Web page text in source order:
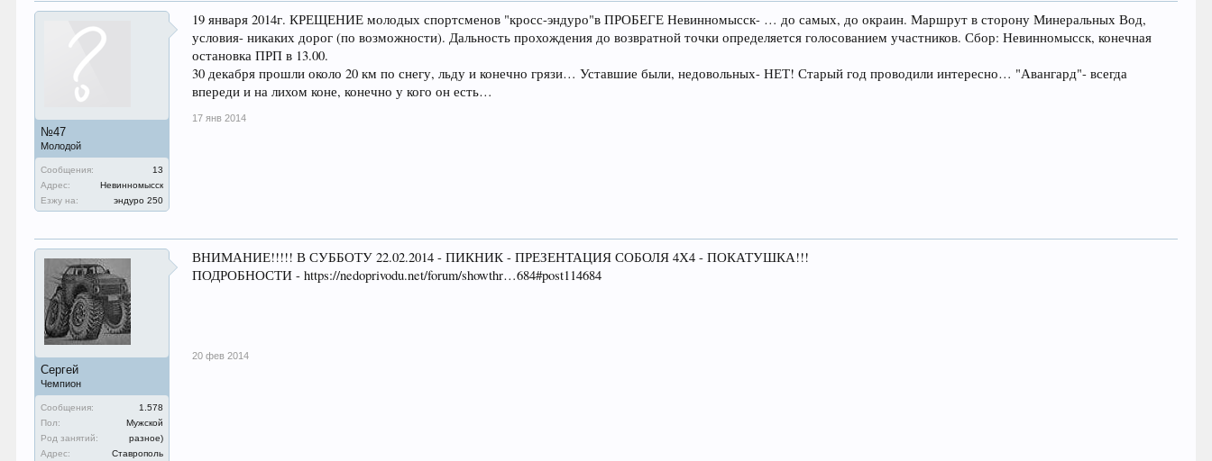
№47
Молодой
Сообщения:
13
Адрес:
Невинномысск
Езжу на:
эндуро 250
19 января 2014г. КРЕЩЕНИЕ молодых спортсменов "кросс-эндуро"в ПРОБЕГЕ Невинномысск- … до самых, до окраин. Маршрут в сторону Минеральных Вод,
условия- никаких дорог (по возможности). Дальность прохождения до возвратной точки определяется голосованием участников. Сбор: Невинномысск, конечная
остановка ПРП в 13.00.
30 декабря прошли около 20 км по снегу, льду и конечно грязи… Уставшие были, недовольных- НЕТ! Старый год проводили интересно… "Авангард"- всегда
впереди и на лихом коне, конечно у кого он есть…
17 янв 2014
Сергей
Чемпион
Сообщения:
1.578
Пол:
Мужской
Род занятий:
разное)
Адрес:
Ставрополь
ВНИМАНИЕ!!!!! В СУББОТУ 22.02.2014 - ПИКНИК - ПРЕЗЕНТАЦИЯ СОБОЛЯ 4Х4 - ПОКАТУШКА!!!
ПОДРОБНОСТИ - https://nedoprivodu.net/forum/showthr…684#post114684
20 фев 2014